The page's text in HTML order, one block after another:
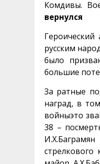
Комдивы.
вернулся
русским
было
большие
За ратные
наград, в
войныэто
38 –
стрелкового